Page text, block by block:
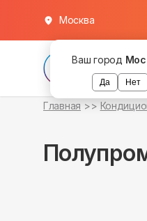
Ваш город
Да Нет
Москва
Главная